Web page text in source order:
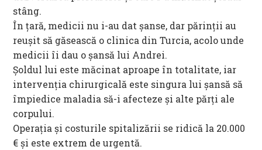
stâng.
În țară, medicii nu i-au dat șanse, dar părinții au
reușit să găsească o clinica din Turcia, acolo unde
medicii îi dau o șansă lui Andrei.
Șoldul lui este măcinat aproape în totalitate, iar
intervenția chirurgicală este singura lui șansă să
împiedice maladia să-i afecteze și alte părți ale
corpului.
Operația și costurile spitalizării se ridică la 20.000
€ și este extrem de urgentă.